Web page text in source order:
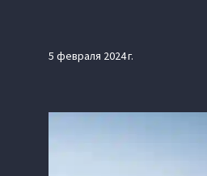
5 февраля 2024 г.